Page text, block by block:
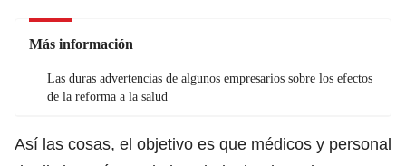
Más información
Las duras advertencias de algunos empresarios sobre los efectos
de la reforma a la salud
Así las cosas, el objetivo es que médicos y personal